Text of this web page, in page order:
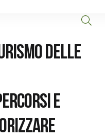
delle
e